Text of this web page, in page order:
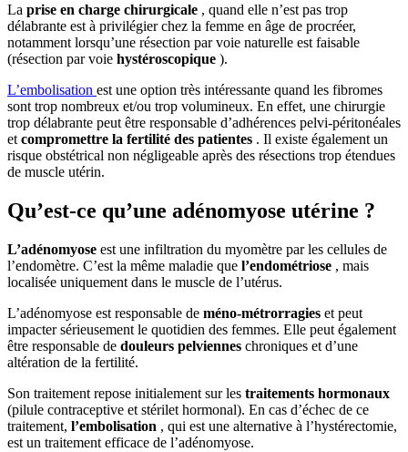
La prise en charge chirurgicale , quand elle n’est pas trop
délabrante est à privilégier chez la femme en âge de procréer,
notamment lorsqu’une résection par voie naturelle est faisable
(résection par voie hystéroscopique ).
L’embolisation est une option très intéressante quand les fibromes
sont trop nombreux et/ou trop volumineux. En effet, une chirurgie
trop délabrante peut être responsable d’adhérences pelvi-péritonéales
et compromettre la fertilité des patientes . Il existe également un
risque obstétrical non négligeable après des résections trop étendues
de muscle utérin.
Qu’est-ce qu’une adénomyose utérine ?
L’adénomyose est une infiltration du myomètre par les cellules de
l’endomètre. C’est la même maladie que l’endométriose , mais
localisée uniquement dans le muscle de l’utérus.
L’adénomyose est responsable de méno-métrorragies et peut
impacter sérieusement le quotidien des femmes. Elle peut également
être responsable de douleurs pelviennes chroniques et d’une
altération de la fertilité.
Son traitement repose initialement sur les traitements hormonaux
(pilule contraceptive et stérilet hormonal). En cas d’échec de ce
traitement, l’embolisation , qui est une alternative à l’hystérectomie,
est un traitement efficace de l’adénomyose.